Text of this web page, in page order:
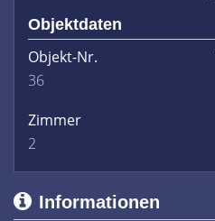
Objektdaten
Objekt-Nr.
36
Zimmer
2
Informationen